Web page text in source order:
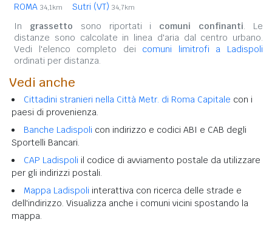
ROMA 34,1km Sutri (VT) 34,7km
In grassetto sono riportati i comuni confinanti. Le
distanze sono calcolate in linea d'aria dal centro urbano.
Vedi l'elenco completo dei comuni limitrofi a Ladispoli
ordinati per distanza.
Vedi anche
Cittadini stranieri nella Città Metr. di Roma Capitale con i
paesi di provenienza.
Banche Ladispoli con indirizzo e codici ABI e CAB degli
Sportelli Bancari.
CAP Ladispoli il codice di avviamento postale da utilizzare
per gli indirizzi postali.
Mappa Ladispoli interattiva con ricerca delle strade e
dell'indirizzo. Visualizza anche i comuni vicini spostando la
mappa.